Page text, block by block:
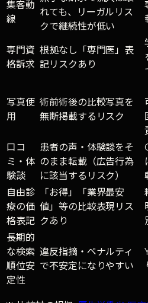
集客動
線
れても、リーガルリス
クで継続性が低い
専門資
格訴求
根拠なし「専門医」表
記リスクあり
写真使
用
術前術後の比較写真を
無断掲載するリスク
口コ
ミ・体
験談
患者の声・体験談をそ
のまま転載（広告行為
に該当するリスク）
自由診
療の価
格表記
「お得」「業界最安
値」等の比較表現リス
クあり
長期的
な検索
順位安
定性
違反指摘・ペナルティ
で不安定になりやすい